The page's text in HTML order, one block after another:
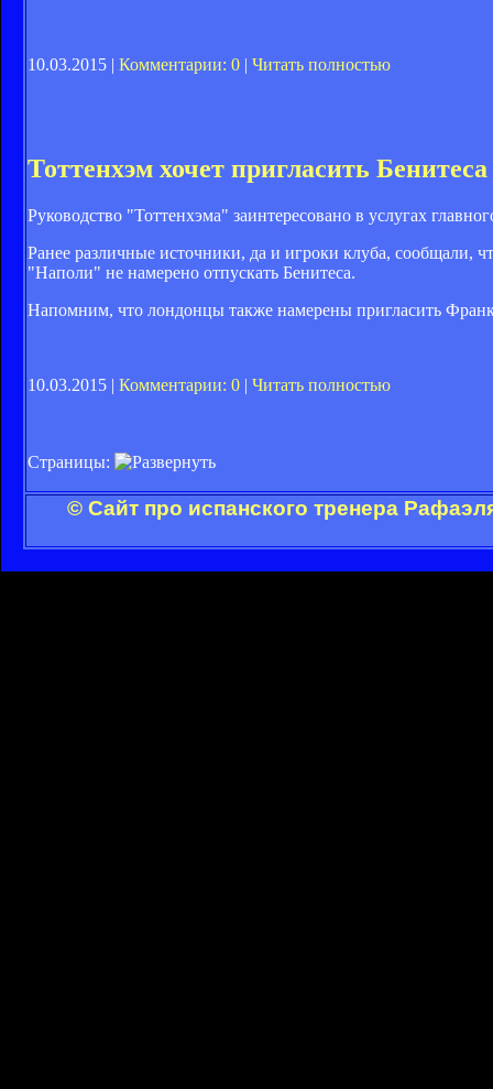
10.03.2015 | Комментарии: 0 | Читать полностью
Тоттенхэм хочет пригласить Бенитеса
Руководство "Тоттенхэма" заинтересовано в услугах
Ранее различные источники, да и игроки клуба,
"Наполи" не намерено отпускать Бенитеса.
Напомним, что лондонцы также намерены пригласить
10.03.2015 | Комментарии: 0 | Читать полностью
Страницы:
© Сайт про испанского тренера